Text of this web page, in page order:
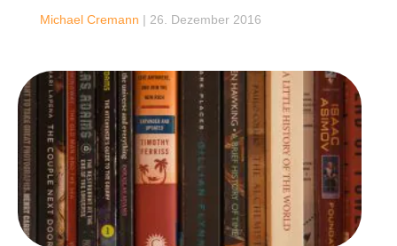
Michael Cremann | 26. Dezember 2016